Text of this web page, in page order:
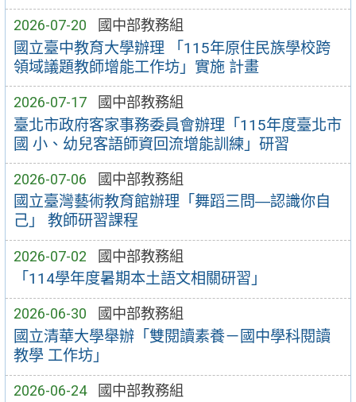
2026-07-20 國中部教務組
國立臺中教育大學辦理 「115年原住民族學校跨
領域議題教師增能工作坊」實施 計畫
2026-07-17 國中部教務組
臺北市政府客家事務委員會辦理「115年度臺北市
國 小、幼兒客語師資回流增能訓練」研習
2026-07-06 國中部教務組
國立臺灣藝術教育館辦理「舞蹈三問―認識你自
己」 教師研習課程
2026-07-02 國中部教務組
「114學年度暑期本土語文相關研習」
2026-06-30 國中部教務組
國立清華大學舉辦「雙閱讀素養－國中學科閱讀
教學 工作坊」
2026-06-24 國中部教務組